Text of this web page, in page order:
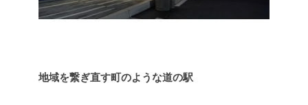
地域を繋ぎ直す町のような道の駅